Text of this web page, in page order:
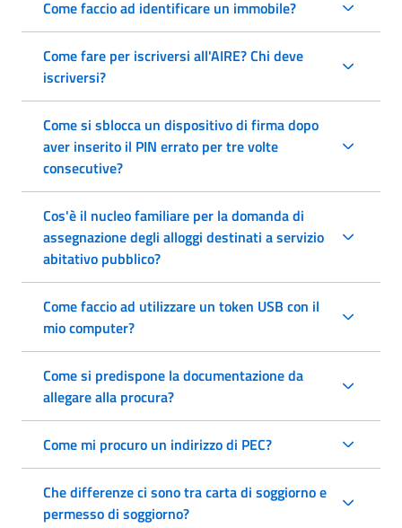
Come faccio ad identificare un immobile?
Come fare per iscriversi all'AIRE? Chi deve
iscriversi?
Come si sblocca un dispositivo di firma dopo
aver inserito il PIN errato per tre volte
consecutive?
Cos'è il nucleo familiare per la domanda di
assegnazione degli alloggi destinati a servizio
abitativo pubblico?
Come faccio ad utilizzare un token USB con il
mio computer?
Come si predispone la documentazione da
allegare alla procura?
Come mi procuro un indirizzo di PEC?
Che differenze ci sono tra carta di soggiorno e
permesso di soggiorno?